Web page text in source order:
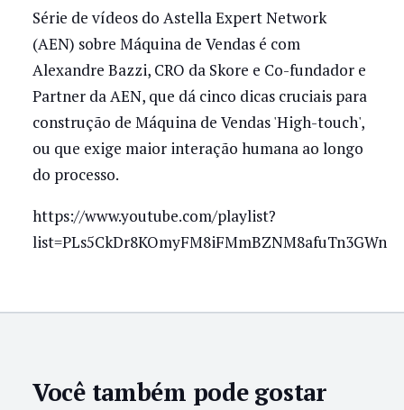
Série de vídeos do Astella Expert Network
(AEN) sobre Máquina de Vendas é com
Alexandre Bazzi, CRO da Skore e Co-fundador e
Partner da AEN, que dá cinco dicas cruciais para
construção de Máquina de Vendas 'High-touch',
ou que exige maior interação humana ao longo
do processo.
https://www.youtube.com/playlist?
list=PLs5CkDr8KOmyFM8iFMmBZNM8afuTn3GWn
Você também pode gostar